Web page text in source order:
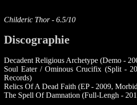
Childeric Thor - 6.5/10
Discographie
Decadent Religious Archetype (Demo -
Soul Eater / Ominous Crucifix (Split -
Records)
Relics Of A Dead Faith (EP - 2009,
The Spell Of Damnation (Full-Lengh -